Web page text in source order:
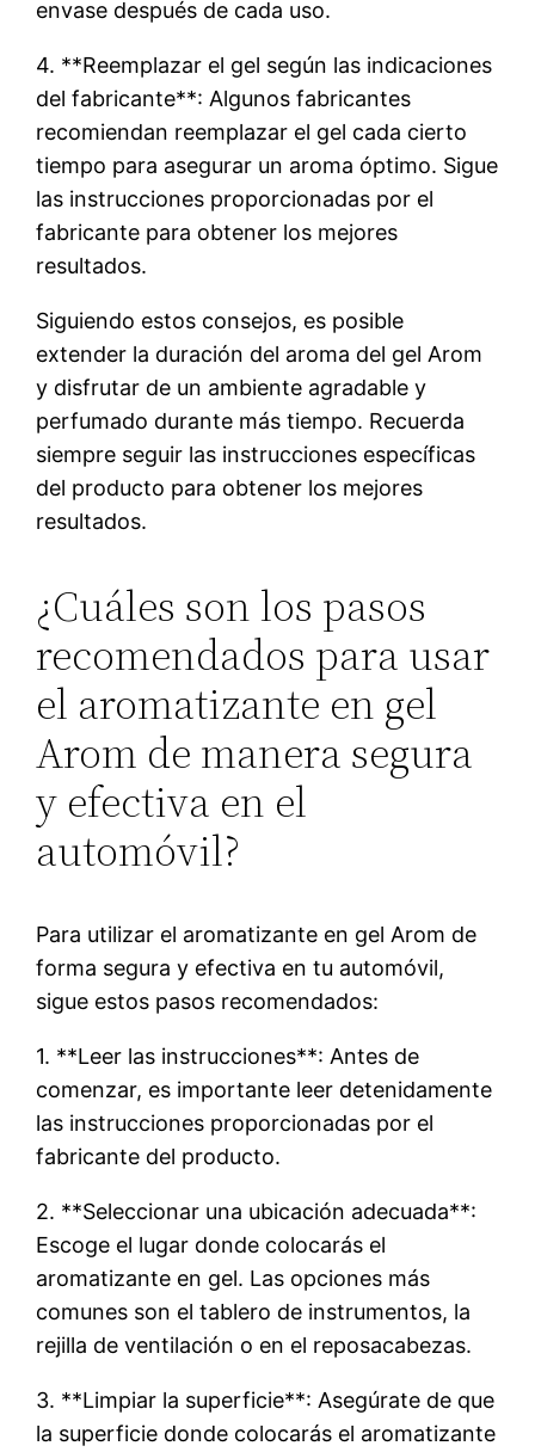
envase después de cada uso.
4. **Reemplazar el gel según las indicaciones
del fabricante**: Algunos fabricantes
recomiendan reemplazar el gel cada cierto
tiempo para asegurar un aroma óptimo. Sigue
las instrucciones proporcionadas por el
fabricante para obtener los mejores
resultados.
Siguiendo estos consejos, es posible
extender la duración del aroma del gel Arom
y disfrutar de un ambiente agradable y
perfumado durante más tiempo. Recuerda
siempre seguir las instrucciones específicas
del producto para obtener los mejores
resultados.
¿Cuáles son los pasos
recomendados para usar
el aromatizante en gel
Arom de manera segura
y efectiva en el
automóvil?
Para utilizar el aromatizante en gel Arom de
forma segura y efectiva en tu automóvil,
sigue estos pasos recomendados:
1. **Leer las instrucciones**: Antes de
comenzar, es importante leer detenidamente
las instrucciones proporcionadas por el
fabricante del producto.
2. **Seleccionar una ubicación adecuada**:
Escoge el lugar donde colocarás el
aromatizante en gel. Las opciones más
comunes son el tablero de instrumentos, la
rejilla de ventilación o en el reposacabezas.
3. **Limpiar la superficie**: Asegúrate de que
la superficie donde colocarás el aromatizante